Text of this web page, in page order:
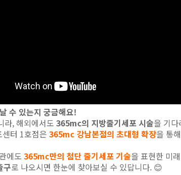
수 있는지 궁금해요!
라, 해외에서도 365mc의 지방줄기세포 시술을 기
터 1호점은 365mc 강남본점의 초대형 확장을 통해
에도 365mc만의 첨단 줄기세포 기술을 표현한 미
구로 나오시면 한눈에 찾아보실 수 있답니다. 😊